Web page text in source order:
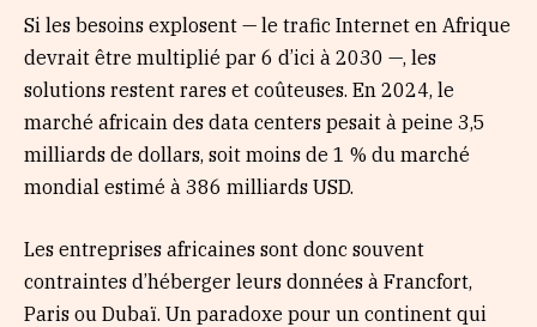
Si les besoins explosent — le trafic Internet en Afrique
devrait être multiplié par 6 d’ici à 2030 —, les
solutions restent rares et coûteuses. En 2024, le
marché africain des data centers pesait à peine 3,5
milliards de dollars, soit moins de 1 % du marché
mondial estimé à 386 milliards USD.
Les entreprises africaines sont donc souvent
contraintes d’héberger leurs données à Francfort,
Paris ou Dubaï. Un paradoxe pour un continent qui